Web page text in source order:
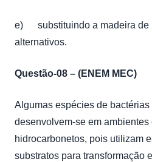
e) substituindo a madeira de
alternativos.
Questão-08 – (ENEM MEC)
Algumas espécies de bactérias
desenvolvem-se em
hidrocarbonetos, pois utilizam
substratos para transformação